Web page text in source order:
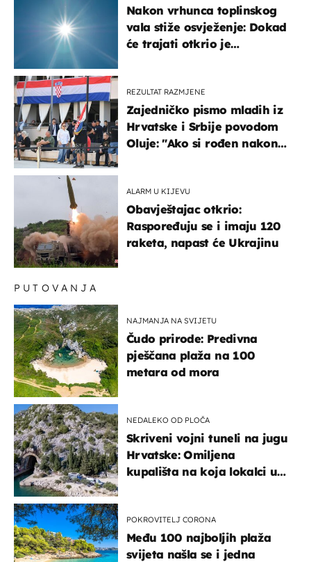
Nakon vrhunca toplinskog
vala stiže osvježenje: Dokad
će trajati otkrio je
REZULTAT RAZMJENE
Zajedničko pismo mladih iz
Hrvatske i Srbije povodom
Oluje: "Ako si rođen nakon
ALARM U KIJEVU
Obavještajac otkrio:
Raspoređuju se i imaju 120
raketa, napast će Ukrajinu
PUTOVANJA
NAJMANJA NA SVIJETU
Čudo prirode: Predivna
pješčana plaža na 100
metara od mora
NEDALEKO OD PLOČA
Skriveni vojni tuneli na jugu
Hrvatske: Omiljena
kupališta na koja lokalci u
POKROVITELJ CORONA
Među 100 najboljih plaža
svijeta našla se i jedna